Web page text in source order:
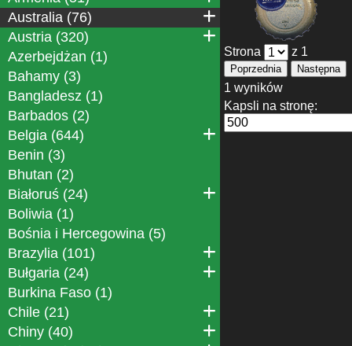
Australia (76)
Austria (320)
Azerbejdżan (1)
Bahamy (3)
Bangladesz (1)
Barbados (2)
Belgia (644)
Benin (3)
Bhutan (2)
Białoruś (24)
Boliwia (1)
Bośnia i Hercegowina (5)
Brazylia (101)
Bułgaria (24)
Burkina Faso (1)
Chile (21)
Chiny (40)
Strona z 1
Poprzednia Następna
1 wyników
Kapsli na stronę: